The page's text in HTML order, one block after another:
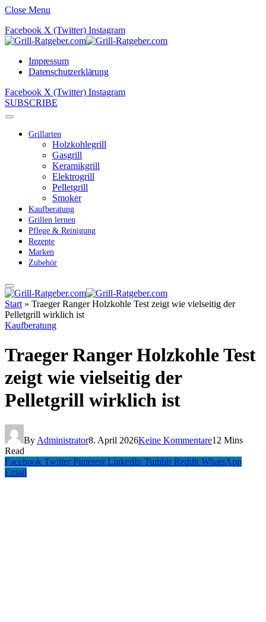
Close Menu
Facebook X (Twitter) Instagram
Impressum
Datenschutzerklärung
Facebook X (Twitter) Instagram
SUBSCRIBE
Grillarten
Holzkohlegrill
Gasgrill
Keramikgrill
Elektrogrill
Pelletgrill
Smoker
Kaufberatung
Grillen lernen
Pflege & Reinigung
Rezepte
Marken
Zubehör
Start » Traeger Ranger Holzkohle Test zeigt wie vielseitig der
Pelletgrill wirklich ist
Kaufberatung
Traeger Ranger Holzkohle Test
zeigt wie vielseitig der
Pelletgrill wirklich ist
By Administrator8. April 2026Keine Kommentare12 Mins
Read
Facebook Twitter Pinterest LinkedIn Tumblr Reddit WhatsApp
Email